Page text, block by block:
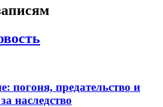
погоня, предательство и
наследство